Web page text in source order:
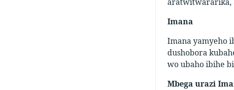
Imana
Imana yamyeho
dushobora
wo ubaho ibihe
Mbega urazi